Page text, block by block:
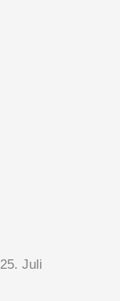
25. Juli